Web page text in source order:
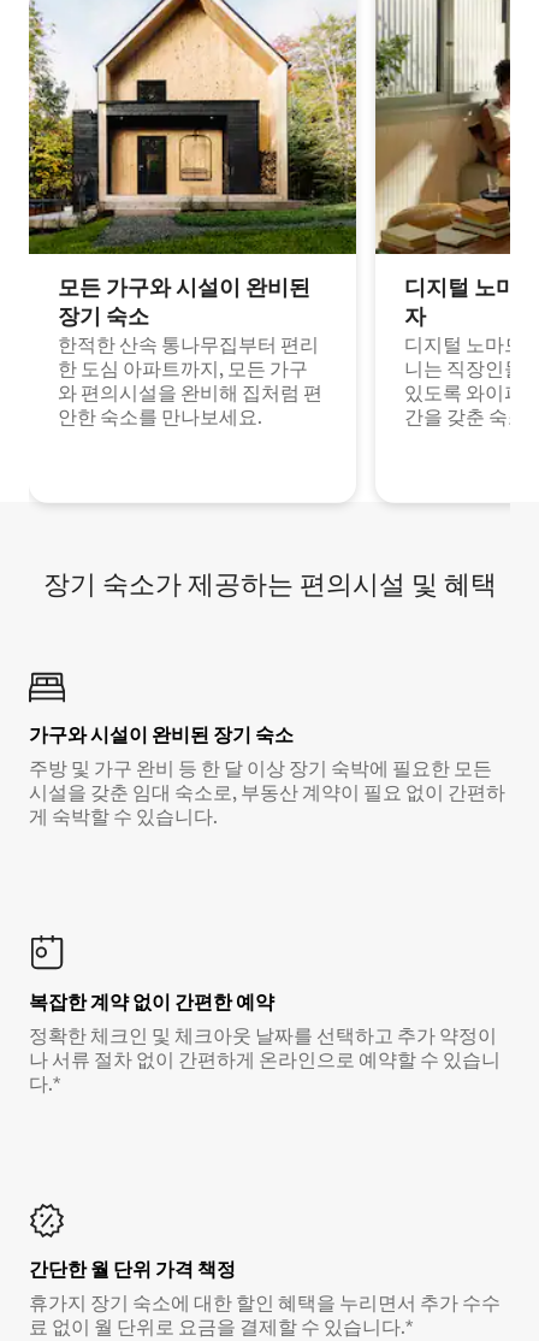
모든 가구와 시설이 완비된
장기 숙소
한적한 산속 통나무집부터 편리
한 도심 아파트까지, 모든 가구
와 편의시설을 완비해 집처럼 편
안한 숙소를 만나보세요.
디지털 노마
자
디지털 노마드
니는 직장인들
있도록 와이파
간을 갖춘 숙소
장기 숙소가 제공하는 편의시설 및 혜택
가구와 시설이 완비된 장기 숙소
주방 및 가구 완비 등 한 달 이상 장기 숙박에 필요한 모든
시설을 갖춘 임대 숙소로, 부동산 계약이 필요 없이 간편하
게 숙박할 수 있습니다.
복잡한 계약 없이 간편한 예약
정확한 체크인 및 체크아웃 날짜를 선택하고 추가 약정이
나 서류 절차 없이 간편하게 온라인으로 예약할 수 있습니
다.*
간단한 월 단위 가격 책정
휴가지 장기 숙소에 대한 할인 혜택을 누리면서 추가 수수
료 없이 월 단위로 요금을 결제할 수 있습니다.*